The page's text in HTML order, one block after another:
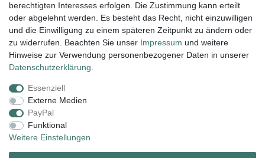
Lieferung und Versand
Impressum Daten­schutz­erklärung AGB
Widerrufs­recht
Zahlungsarten:
berechtigten Interesses erfolgen. Die Zustimmung kann erteilt
oder abgelehnt werden. Es besteht das Recht, nicht einzuwilligen
und die Einwilligung zu einem späteren Zeitpunkt zu ändern oder
zu widerrufen. Beachten Sie unser Impressum und weitere
Hinweise zur Verwendung personenbezogener Daten in unserer
Daten­schutz­erklärung
Essenziell
Externe Medien
PayPal
Funktional
Weitere Einstellungen